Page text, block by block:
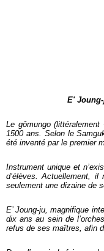
E'
Le gômungo
1500 ans. Selon le
été inventé par le premier
Instrument unique et
d’élèves. Actuellement,
seulement une dizaine de
E’ Joung-ju, magnifique
dix ans au sein de
refus de ses maîtres, afin